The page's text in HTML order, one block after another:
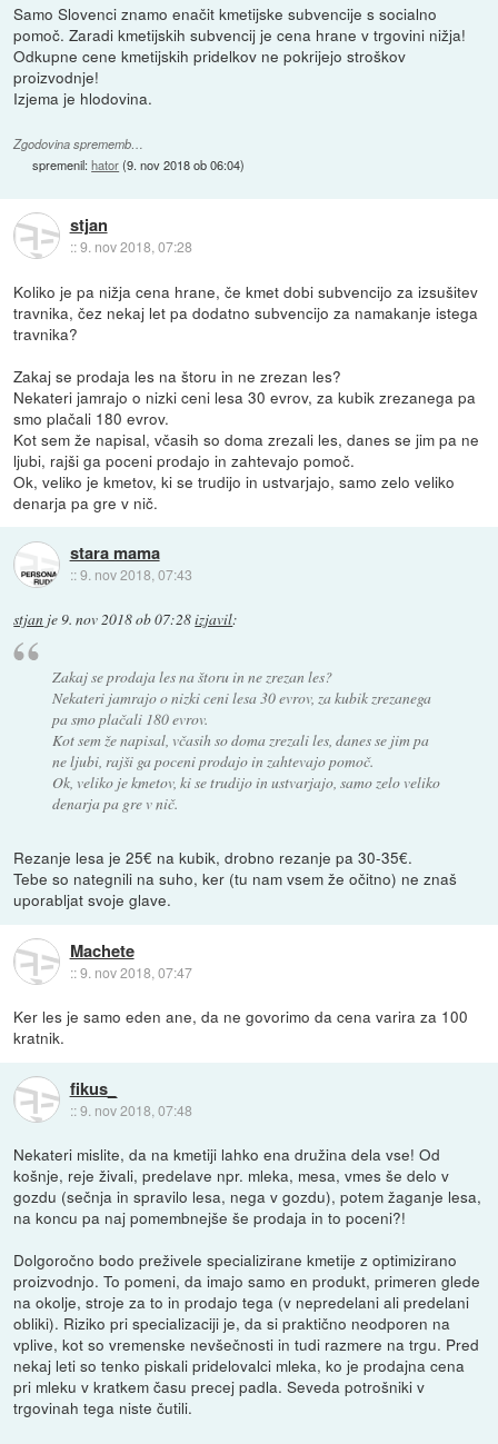
Samo Slovenci znamo enačit kmetijske subvencije s socialno
pomoč. Zaradi kmetijskih subvencij je cena hrane v trgovini nižja!
Odkupne cene kmetijskih pridelkov ne pokrijejo stroškov
proizvodnje!
Izjema je hlodovina.
Zgodovina sprememb…
spremenil:hator(9. nov 2018 ob 06:04)
stjan
::9. nov 2018, 07:28
Koliko je pa nižja cena hrane, če kmet dobi subvencijo za izsušitev
travnika, čez nekaj let pa dodatno subvencijo za namakanje istega
travnika?
Zakaj se prodaja les na štoru in ne zrezan les?
Nekateri jamrajo o nizki ceni lesa 30 evrov, za kubik zrezanega pa
smo plačali 180 evrov.
Kot sem že napisal, včasih so doma zrezali les, danes se jim pa ne
ljubi, rajši ga poceni prodajo in zahtevajo pomoč.
Ok, veliko je kmetov, ki se trudijo in ustvarjajo, samo zelo veliko
denarja pa gre v nič.
stara mama
::9. nov 2018, 07:43
stjan je9. nov 2018 ob 07:28izjavil:
Zakaj se prodaja les na štoru in ne zrezan les?
Nekateri jamrajo o nizki ceni lesa 30 evrov, za kubik zrezanega
pa smo plačali 180 evrov.
Kot sem že napisal, včasih so doma zrezali les, danes se jim pa
ne ljubi, rajši ga poceni prodajo in zahtevajo pomoč.
Ok, veliko je kmetov, ki se trudijo in ustvarjajo, samo zelo veliko
denarja pa gre v nič.
Rezanje lesa je 25€ na kubik, drobno rezanje pa 30-35€.
Tebe so nategnili na suho, ker (tu nam vsem že očitno) ne znaš
uporabljat svoje glave.
Machete
::9. nov 2018, 07:47
Ker les je samo eden ane, da ne govorimo da cena varira za 100
kratnik.
fikus_
::9. nov 2018, 07:48
Nekateri mislite, da na kmetiji lahko ena družina dela vse! Od
košnje, reje živali, predelave npr. mleka, mesa, vmes še delo v
gozdu (sečnja in spravilo lesa, nega v gozdu), potem žaganje lesa,
na koncu pa naj pomembnejše še prodaja in to poceni?!
Dolgoročno bodo preživele specializirane kmetije z optimizirano
proizvodnjo. To pomeni, da imajo samo en produkt, primeren glede
na okolje, stroje za to in prodajo tega (v nepredelani ali predelani
obliki). Riziko pri specializaciji je, da si praktično neodporen na
vplive, kot so vremenske nevšečnosti in tudi razmere na trgu. Pred
nekaj leti so tenko piskali pridelovalci mleka, ko je prodajna cena
pri mleku v kratkem času precej padla. Seveda potrošniki v
trgovinah tega niste čutili.